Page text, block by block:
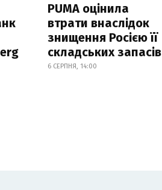
PUMA оцінила
втрати внаслідок
знищення Росією її
складських запасів
6 СЕРПНЯ, 14:00